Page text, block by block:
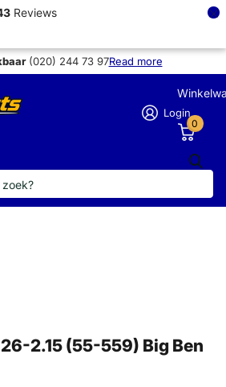
Reviews ×
(020) 244 73 97Read more
Login
0
2.15 (55-559) Big Ben